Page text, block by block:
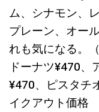
ム、シナモン、
プレーン、オー
れも気になる。
ドーナツ¥470、
¥470、ピスタ
イクアウト価格